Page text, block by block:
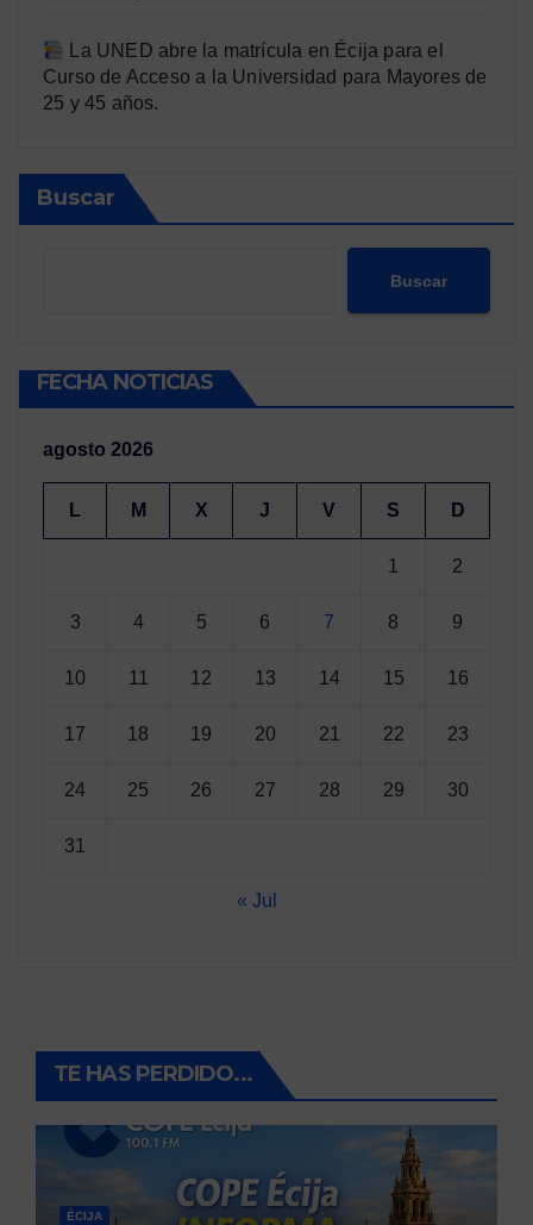
La UNED abre la matrícula en Écija para el
Curso de Acceso a la Universidad para Mayores de
25 y 45 años.
Buscar
Buscar
FECHA NOTICIAS
agosto 2026
L M X J V S D
1 2
3 4 5 6 7 8 9
10 11 12 13 14 15 16
17 18 19 20 21 22 23
24 25 26 27 28 29 30
31
« Jul
TE HAS PERDIDO...
ÉCIJA